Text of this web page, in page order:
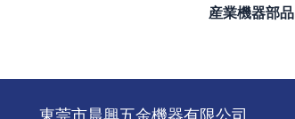
産業機器部品
東莞市晨興五金機器有限公司